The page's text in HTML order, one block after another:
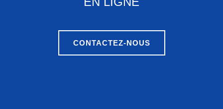
CONTACTEZ-NOUS